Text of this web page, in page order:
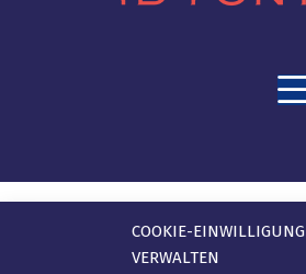
COOKIE-EINWILLIGUNG
VERWALTEN